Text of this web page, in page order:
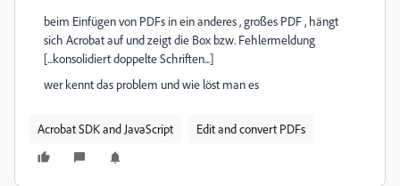
beim Einfügen von PDFs in ein anderes , großes PDF , hängt
sich Acrobat auf und zeigt die Box bzw. Fehlermeldung
[...konsolidiert doppelte Schriften...]
wer kennt das problem und wie löst man es
Acrobat SDK and JavaScript Edit and convert PDFs